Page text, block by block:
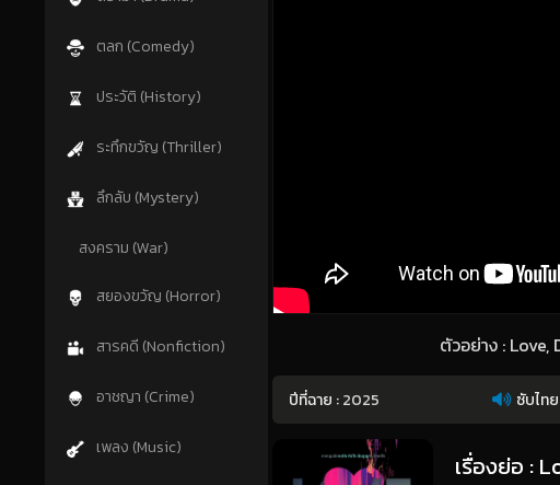
ตลก (Comedy)
ประวัติ (History)
ระทึกขวัญ (Thriller)
ลึกลับ (Mystery)
สงคราม (War)
สยองขวัญ (Horror)
สารคดี (Nonfiction)
อาชญา (Crime)
เพลง (Music)
ตัวอย่าง :
ปีที่ฉาย :2025 ซับไทย
เรื่องย่อ :